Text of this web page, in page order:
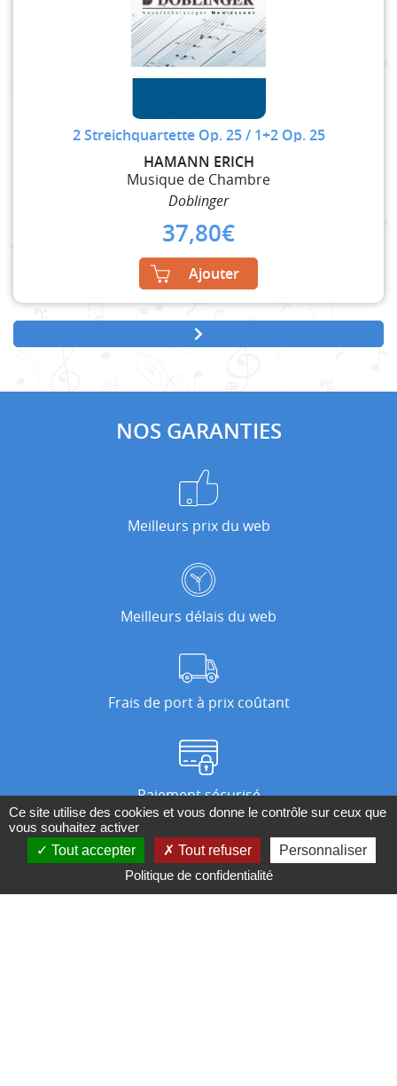
2 Streichquartette Op. 25 / 1+2 Op. 25
HAMANN ERICH
Musique de Chambre
Doblinger
37,80€
Ajouter
NOS GARANTIES
Meilleurs prix du web
Meilleurs délais du web
Frais de port à prix coûtant
Paiement sécurisé
Nos magasins
Ce site utilise des cookies et vous donne le contrôle sur ceux que
vous souhaitez activer
Tout accepter
Tout refuser
Personnaliser
Politique de confidentialité